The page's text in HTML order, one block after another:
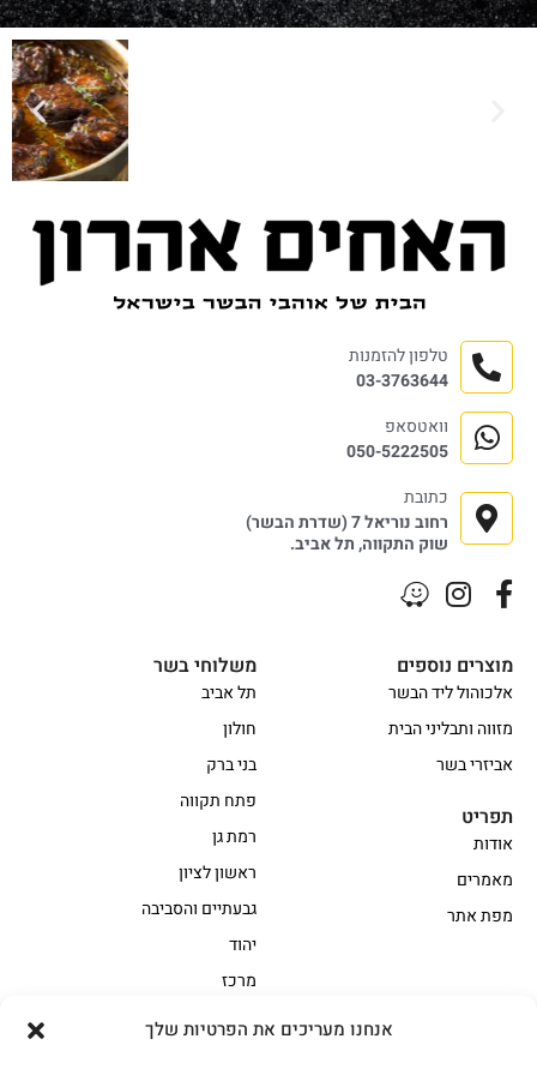
אנחנו מעריכים את הפרטיות שלך
משלוחי בשר
תל אביב
חולון
בני ברק
פתח תקווה
רמת גן
ראשון לציון
גבעתיים והסביבה
יהוד
מרכז
מוצרים נוספים
אלכוהול ליד הבשר
מזווה ותבליני הבית
אביזרי בשר
תפריט
אודות
מאמרים
מפת אתר
טלפון להזמנות
03-3763644
וואטסאפ
050-5222505
כתובת
רחוב נוריאל 7 (שדרת הבשר)
שוק התקווה, תל אביב.